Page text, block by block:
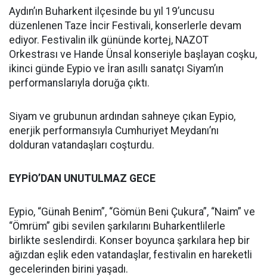
Aydın’ın Buharkent ilçesinde bu yıl 19’uncusu
düzenlenen Taze İncir Festivali, konserlerle devam
ediyor. Festivalin ilk gününde kortej, NAZOT
Orkestrası ve Hande Ünsal konseriyle başlayan coşku,
ikinci günde Eypio ve İran asıllı sanatçı Siyam’ın
performanslarıyla doruğa çıktı.
Siyam ve grubunun ardından sahneye çıkan Eypio,
enerjik performansıyla Cumhuriyet Meydanı’nı
dolduran vatandaşları coşturdu.
EYPİO’DAN UNUTULMAZ GECE
Eypio, “Günah Benim”, “Gömün Beni Çukura”, “Naim” ve
“Ömrüm” gibi sevilen şarkılarını Buharkentlilerle
birlikte seslendirdi. Konser boyunca şarkılara hep bir
ağızdan eşlik eden vatandaşlar, festivalin en hareketli
gecelerinden birini yaşadı.